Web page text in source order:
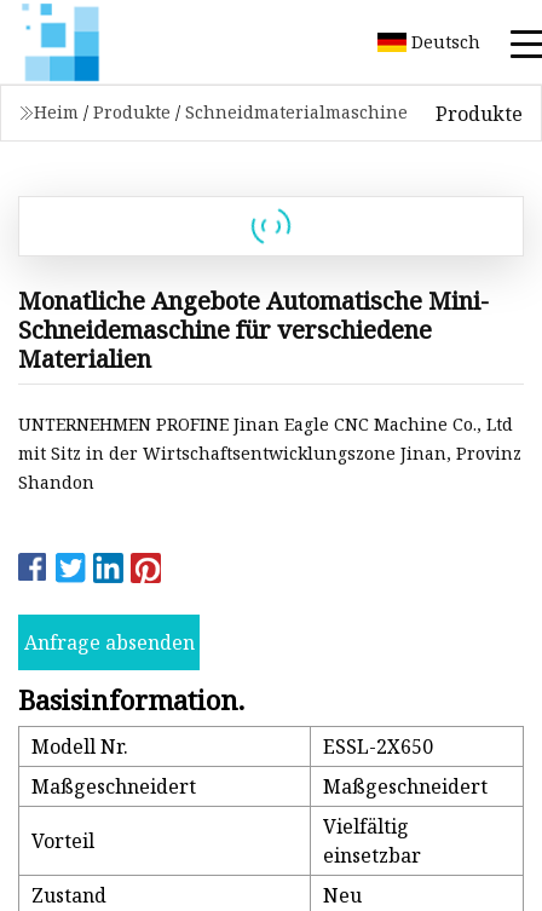
Deutsch
Heim / Produkte / Schneidmaterialmaschine Produkte
Monatliche Angebote Automatische Mini-
Schneidemaschine für verschiedene
Materialien
UNTERNEHMEN PROFINE Jinan Eagle CNC Machine Co., Ltd
mit Sitz in der Wirtschaftsentwicklungszone Jinan, Provinz
Shandon
Anfrage absenden
Basisinformation.
Modell Nr.
ESSL-2X650
Maßgeschneidert
Maßgeschneidert
Vorteil
Vielfältig
einsetzbar
Zustand
Neu